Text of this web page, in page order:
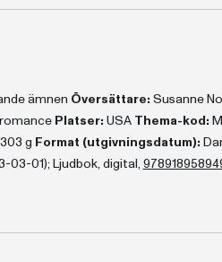
ämnen Översättare: Susanne
Platser: USA Thema-kod:
303 g Format (utgivningsdatum):
03-01); Ljudbok, digital,